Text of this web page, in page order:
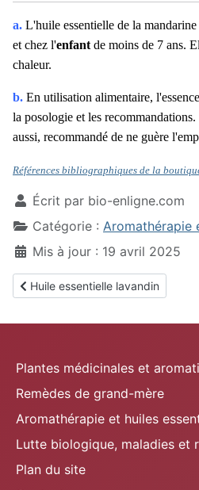
a. L'huile essentielle de la mandarine
et chez l'enfant de moins de 7 ans.
chaleur.
b. En utilisation alimentaire,
la posologie et les recommandations.
aussi, recommandé de ne guère
Références bibliographiques de la
Écrit par bio-enligne.com
Catégorie : Aromathérapie
Mis à jour : 19 avril 2025
Article précédent : Huile essentielle
Huile essentielle lavandin
Plantes médicinales et
Remèdes de grand-mère
Aromathérapie et huiles
Lutte biologique, maladies et
Plan du site